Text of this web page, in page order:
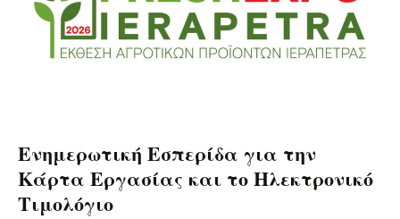
Ενημερωτική Εσπερίδα για την
Κάρτα Εργασίας και το Ηλεκτρονικό
Τιμολόγιο